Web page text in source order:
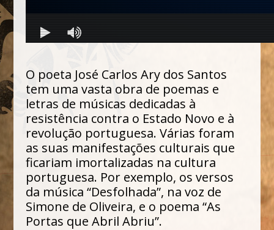
O poeta José Carlos Ary dos Santos
tem uma vasta obra de poemas e
letras de músicas dedicadas à
resistência contra o Estado Novo e à
revolução portuguesa. Várias foram
as suas manifestações culturais que
ficariam imortalizadas na cultura
portuguesa. Por exemplo, os versos
da música “Desfolhada”, na voz de
Simone de Oliveira, e o poema “As
Portas que Abril Abriu”.